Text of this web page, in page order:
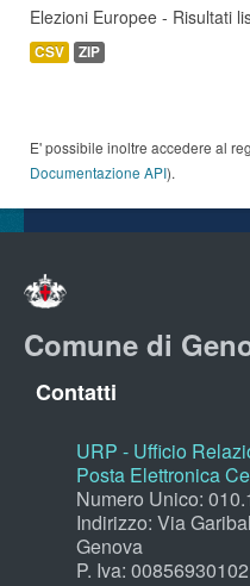
Elezioni Europee - Risultati
CSV ZIP
E' possibile inoltre accedere al
Documentazione API).
Comune di
Contatti
URP - Ufficio
Posta Elettronica
Numero Unico:
Indirizzo: Via
Genova
P. Iva: 00856930102